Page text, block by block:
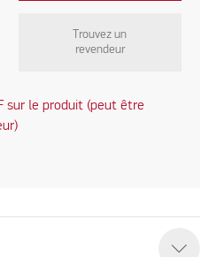
Trouvez un
revendeur
sur le produit (peut être